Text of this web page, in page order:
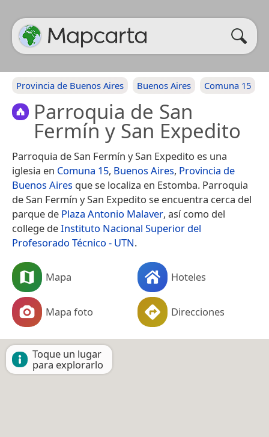
Provincia de Buenos Aires Buenos Aires Comuna 15
Parroquia de San
Fermín y San Expedito
Parroquia de San Fermín y San Expedito es una
iglesia en Comuna 15, Buenos Aires, Provincia de
Buenos Aires que se localiza en Estomba. Parroquia
de San Fermín y San Expedito se encuentra cerca del
parque de Plaza Antonio Malaver, así como del
college deInstituto Nacional Superior del
Profesorado Técnico - UTN.
Mapa Hoteles
Mapa foto Direcciones
Toque un lugar
para explorarlo